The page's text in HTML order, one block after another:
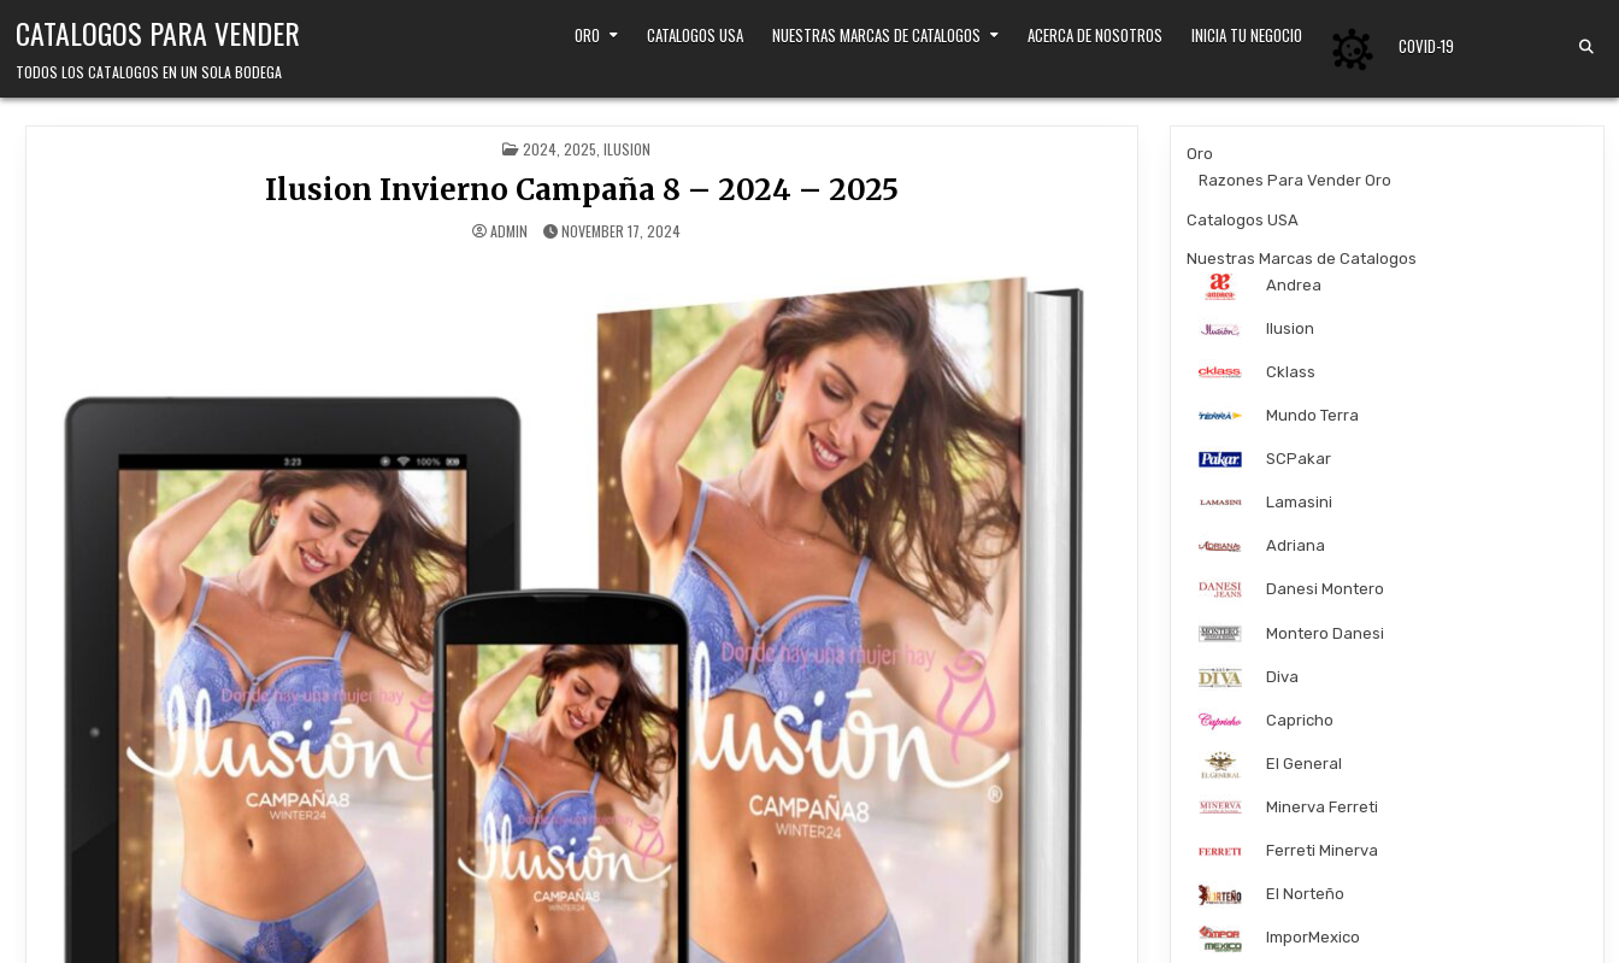
CATALOGOS PARA VENDER
TODOS LOS CATALOGOS EN UN SOLA BODEGA
ORO CATALOGOS USA NUESTRAS MARCAS DE CATALOGOS ACERCA DE NOSOTROS INICIA TU NEGOCIO COVID-19
POSTED
IN
2024, 2025 ILUSION
Ilusion Invierno Campaña 8 – 2024 – 2025
ADMIN NOVEMBER 17, 2024
Oro
Razones Para Vender Oro
Catalogos USA
Nuestras Marcas de Catalogos
Andrea
Ilusion
Cklass
Mundo Terra
SCPakar
Lamasini
Adriana
Danesi Montero
Montero Danesi
Diva
Capricho
El General
Minerva Ferreti
Ferreti Minerva
El Norteño
ImporMexico